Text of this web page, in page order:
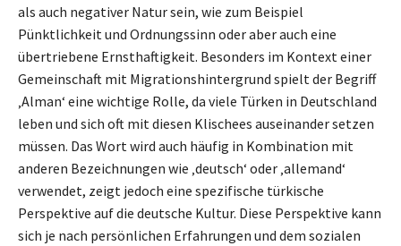
als auch negativer Natur sein, wie zum Beispiel
Pünktlichkeit und Ordnungssinn oder aber auch eine
übertriebene Ernsthaftigkeit. Besonders im Kontext einer
Gemeinschaft mit Migrationshintergrund spielt der Begriff
‚Alman‘ eine wichtige Rolle, da viele Türken in Deutschland
leben und sich oft mit diesen Klischees auseinander setzen
müssen. Das Wort wird auch häufig in Kombination mit
anderen Bezeichnungen wie ‚deutsch‘ oder ‚allemand‘
verwendet, zeigt jedoch eine spezifische türkische
Perspektive auf die deutsche Kultur. Diese Perspektive kann
sich je nach persönlichen Erfahrungen und dem sozialen